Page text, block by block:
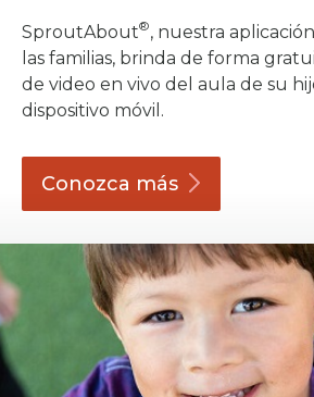
SproutAbout®, nuestra
las familias, brinda de forma
de video en vivo del aula de su
dispositivo móvil.
Conozca más